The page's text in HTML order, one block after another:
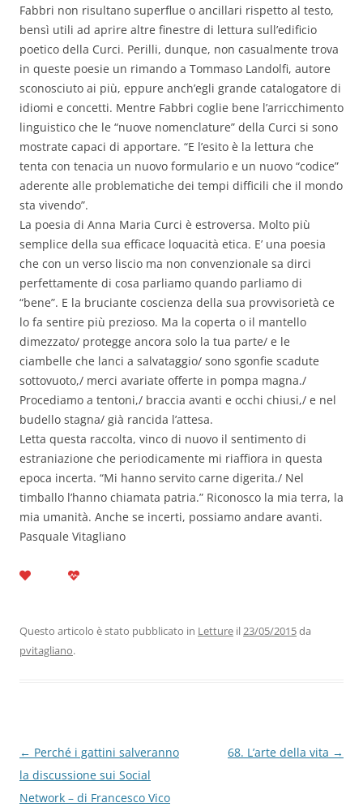
Fabbri non risultano superflue o ancillari rispetto al testo,
bensì utili ad aprire altre finestre di lettura sull’edificio
poetico della Curci. Perilli, dunque, non casualmente trova
in queste poesie un rimando a Tommaso Landolfi, autore
sconosciuto ai più, eppure anch’egli grande catalogatore di
idiomi e concetti. Mentre Fabbri coglie bene l’arricchimento
linguistico che le “nuove nomenclature” della Curci si sono
mostrate capaci di apportare. “E l’esito è la lettura che
tenta con tenacia un nuovo formulario e un nuovo “codice”
aderente alle problematiche dei tempi difficili che il mondo
sta vivendo”.
La poesia di Anna Maria Curci è estroversa. Molto più
semplice della sua efficace loquacità etica. E’ una poesia
che con un verso liscio ma non convenzionale sa dirci
perfettamente di cosa parliamo quando parliamo di
“bene”. E la bruciante coscienza della sua provvisorietà ce
lo fa sentire più prezioso. Ma la coperta o il mantello
dimezzato/ protegge ancora solo la tua parte/ e le
ciambelle che lanci a salvataggio/ sono sgonfie scadute
sottovuoto,/ merci avariate offerte in pompa magna./
Procediamo a tentoni,/ braccia avanti e occhi chiusi,/ e nel
budello stagna/ già rancida l’attesa.
Letta questa raccolta, vinco di nuovo il sentimento di
estraniazione che periodicamente mi riaffiora in questa
epoca incerta. “Mi hanno servito carne digerita./ Nel
timballo l’hanno chiamata patria.” Riconosco la mia terra, la
mia umanità. Anche se incerti, possiamo andare avanti.
Pasquale Vitagliano
Questo articolo è stato pubblicato in Letture il23/05/2015da
pvitagliano.
Navigazione
articolo
← Perché i gattini salveranno
la discussione sui Social
Network – di Francesco Vico
68. L’arte della vita →